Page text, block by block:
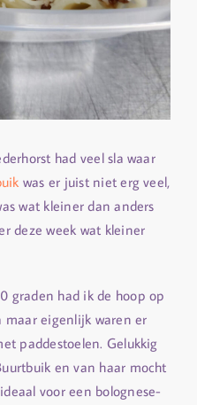
had veel sla waar
was er juist niet erg veel,
wat kleiner dan anders
deze week wat kleiner
graden had ik de hoop op
maar eigenlijk waren er
paddestoelen. Gelukkig
en van haar mocht
voor een bolognese-